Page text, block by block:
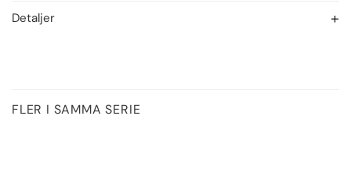
Detaljer
FLER I SAMMA SERIE